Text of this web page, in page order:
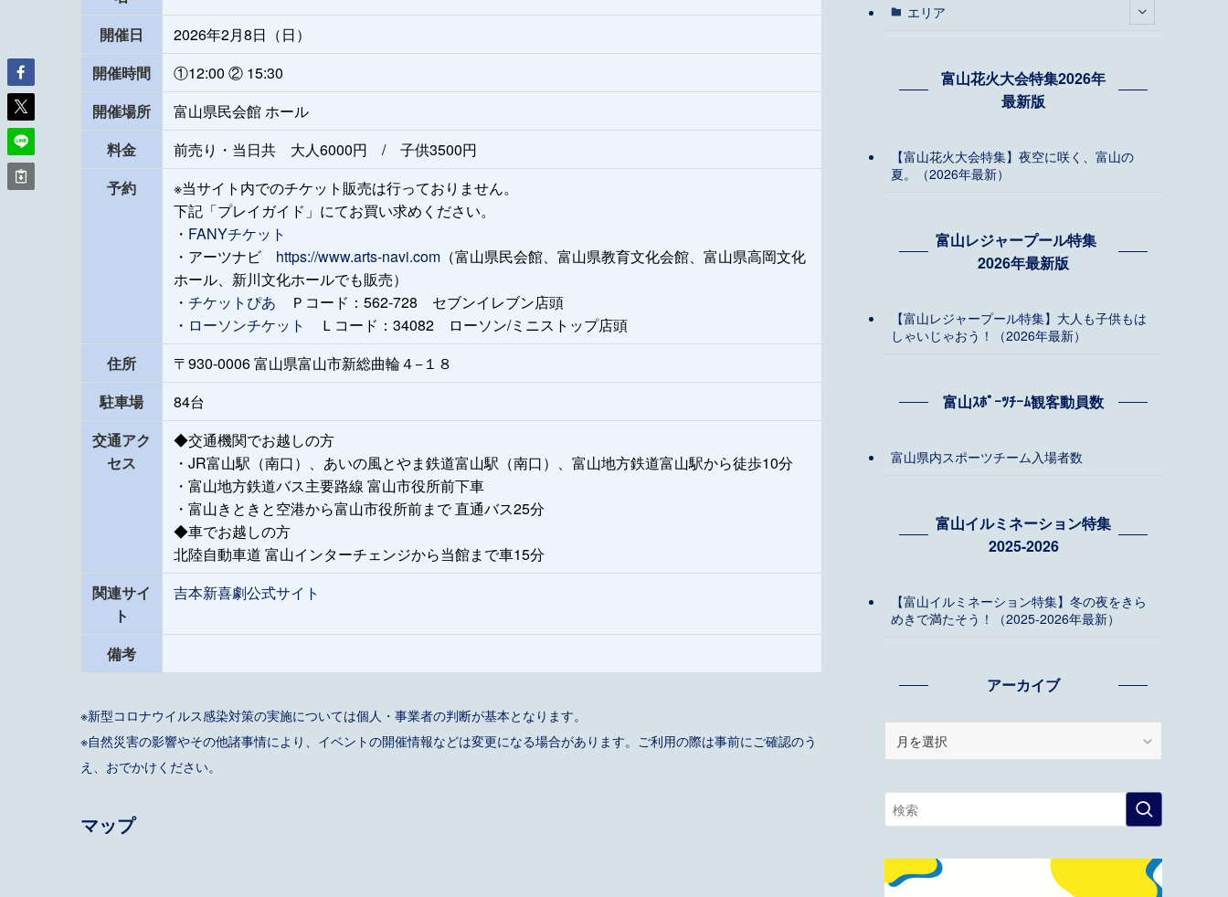
開催日
2026年2月8日（日）
開催時間
①12:00 ② 15:30
開催場所
富山県民会館 ホール
料金
前売り・当日共 大人6000円 / 子供3500円
予約
※当サイト内でのチケット販売は行っておりません。
下記「プレイガイド」にてお買い求めください。
・ FANYチケット
・アーツナビ https://www.arts-navi.com （富山県民会館、富山県教育文化会館、富山県高岡文化
ホール、新川文化ホールでも販売）
・ チケットぴあ Ｐコード：562-728 セブンイレブン店頭
・ ローソンチケット
Ｌコード：34082 ローソン/ミニストップ店頭
住所
〒930-0006 富山県富山市新総曲輪４−１８
駐車場
84台
交通アク
セス
◆交通機関でお越しの方
・JR富山駅（南口）、あいの風とやま鉄道富山駅（南口）、富山地方鉄道富山駅から徒歩10分
・富山地方鉄道バス主要路線 富山市役所前下車
・富山きときと空港から富山市役所前まで 直通バス25分
◆車でお越しの方
北陸自動車道 富山インターチェンジから当館まで車15分
関連サイ
ト
吉本新喜劇公式サイト
備考
※新型コロナウイルス感染対策の実施については個人・事業者の判断が基本となります。
※自然災害の影響やその他諸事情により、イベントの開催情報などは変更になる場合があります。ご利用の際は事前にご確認のう
え、おでかけください。
マップ
エリア
富山花火大会特集2026年
最新版
【富山花火大会特集】夜空に咲く、富山の
夏。（2026年最新）
富山レジャープール特集
2026年最新版
【富山レジャープール特集】大人も子供もは
しゃいじゃおう！（2026年最新）
富山ｽﾎﾟｰﾂﾁｰﾑ観客動員数
富山県内スポーツチーム入場者数
富山イルミネーション特集
2025-2026
【富山イルミネーション特集】冬の夜をきら
めきで満たそう！（2025-2026年最新）
アーカイブ
イ
ブ